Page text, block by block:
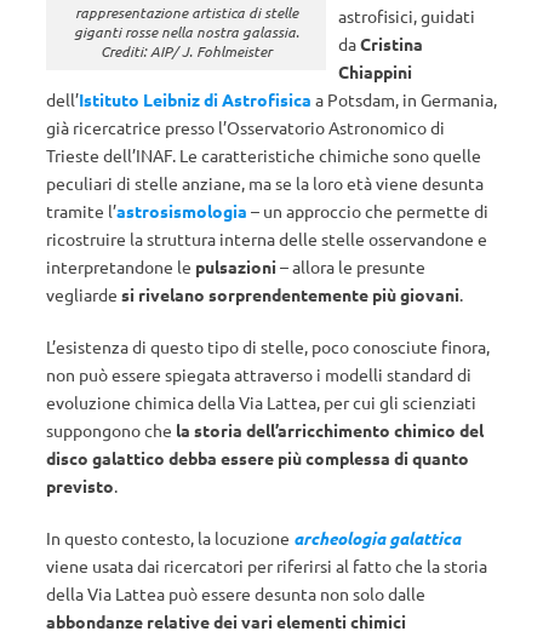
rappresentazione artistica di stelle
giganti rosse nella nostra galassia.
Crediti: AIP/ J. Fohlmeister
astrofisici, guidati
daCristina
Chiappini
dell’Istituto Leibniz di Astrofisica a Potsdam, in Germania,
già ricercatrice presso l’Osservatorio Astronomico di
Trieste dell’INAF. Le caratteristiche chimiche sono quelle
peculiari di stelle anziane, ma se la loro età viene desunta
tramite l’astrosismologia – un approccio che permette di
ricostruire la struttura interna delle stelle osservandone e
interpretandone le pulsazioni – allora le presunte
vegliarde si rivelano sorprendentemente più giovani.
L’esistenza di questo tipo di stelle, poco conosciute finora,
non può essere spiegata attraverso i modelli standard di
evoluzione chimica della Via Lattea, per cui gli scienziati
suppongono che la storia dell’arricchimento chimico del
disco galattico debba essere più complessa di quanto
previsto.
In questo contesto, la locuzione archeologia galattica
viene usata dai ricercatori per riferirsi al fatto che la storia
della Via Lattea può essere desunta non solo dalle
abbondanze relative dei vari elementi chimici